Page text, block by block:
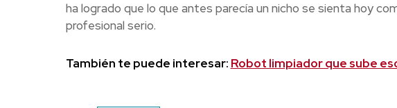
ha logrado que lo que antes parecía un nicho se sienta hoy
profesional serio.
También te puede interesar: Robot limpiador que sube